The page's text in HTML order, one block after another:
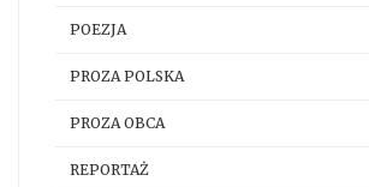
POEZJA
PROZA POLSKA
PROZA OBCA
REPORTAŻ